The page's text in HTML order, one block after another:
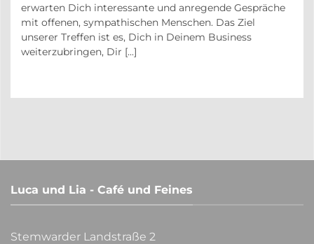
erwarten Dich interessante und anregende Gespräche
mit offenen, sympathischen Menschen. Das Ziel
unserer Treffen ist es, Dich in Deinem Business
weiterzubringen, Dir [...]
Luca und Lia - Café und Feines
Stemwarder Landstraße 2